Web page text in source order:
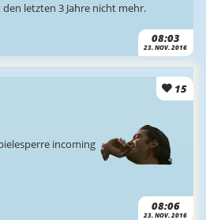
08:03
23. NOV. 2016
letzten 3 Jahre nicht mehr.
15
08:06
23. NOV. 2016
incoming